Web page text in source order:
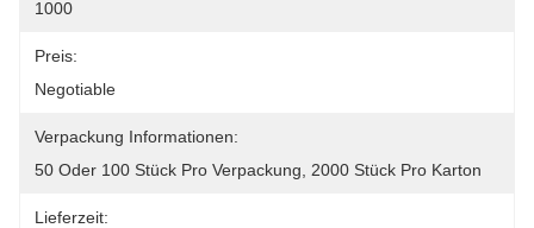
1000
Preis:
Negotiable
Verpackung Informationen:
50 Oder 100 Stück Pro Verpackung, 2000 Stück Pro Karton
Lieferzeit: